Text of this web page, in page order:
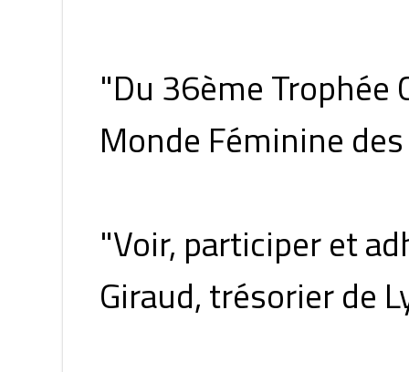
"Du 36ème Trophée
Monde Féminine
"Voir, participer et
Giraud, trésorier de